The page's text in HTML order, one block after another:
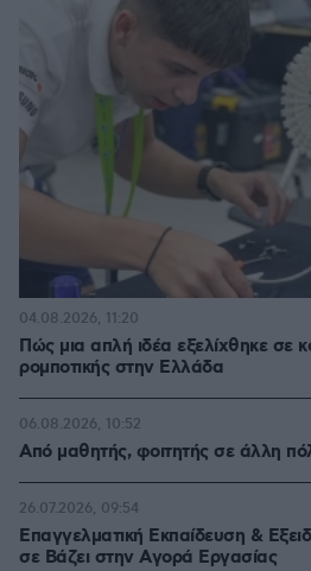
Πώς μια απλή ιδέα εξελίχθηκε σε
ρομποτικής στην Ελλάδα
04.08.2026, 11:20
Από μαθητής, φοιτητής σε άλλη
06.08.2026, 10:52
Επαγγελματική Εκπαίδευση &
σε Bάζει στην Aγορά Eργασίας
26.07.2026, 09:54